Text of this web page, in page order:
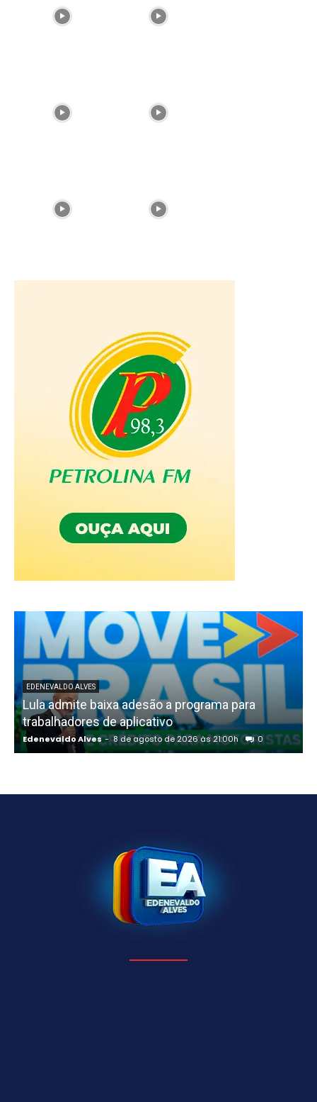
EDENEVALDO ALVES
Lula admite baixa adesão a programa para
trabalhadores de aplicativo
Edenevaldo Alves - 8 de agosto de 2026 às 21:00h 0